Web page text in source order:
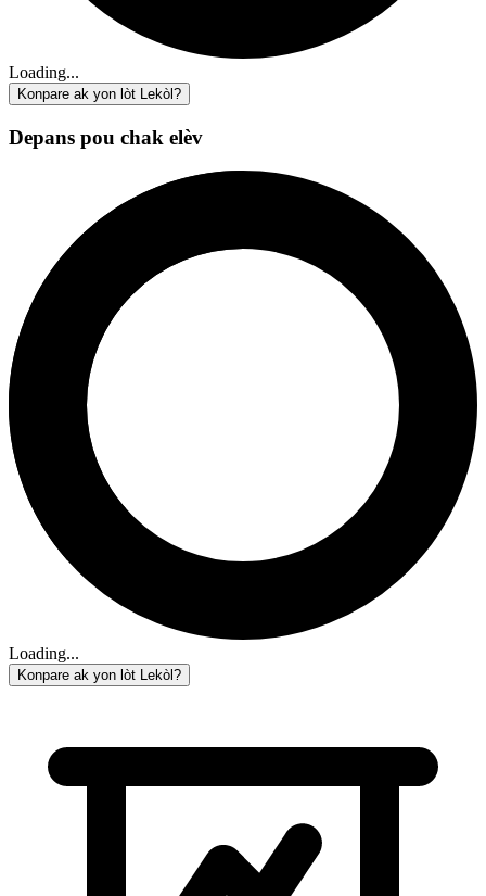
Loading...
Konpare ak yon lòt Lekòl?
Depans pou chak elèv
Loading...
Konpare ak yon lòt Lekòl?